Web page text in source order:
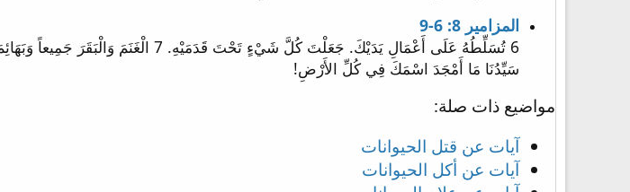
المزامير 8: 6-9
سَيِّدُنَا مَا أَمْجَدَ اسْمَكَ فِي كُلِّ الأَرْضِ!
مواضيع ذات صلة:
آيات عن قتل الحيوانات
آيات عن أكل الحيوانات